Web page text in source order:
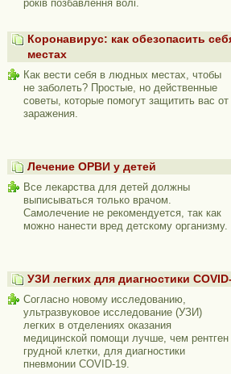
років позбавлення волі.
Коронавирус: как обезопасить
местах
Как вести себя в людных местах, чтобы
не заболеть? Простые, но действенные
советы, которые помогут защитить вас от
заражения.
Лечение ОРВИ у детей
Все лекарства для детей должны
выписываться только врачом.
Самолечение не рекомендуется, так как
можно нанести вред детскому организму.
УЗИ легких для диагностики
Согласно новому исследованию,
ультразвуковое исследование (УЗИ)
легких в отделениях оказания
медицинской помощи лучше, чем рентген
грудной клетки, для диагностики
пневмонии COVID-19.